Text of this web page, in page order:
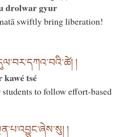
drolwar gyur
swiftly bring liberation!
།
kawé tsé
to follow effort-based
།